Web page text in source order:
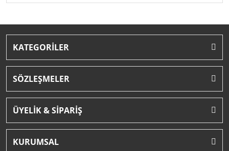
KATEGORİLER
SÖZLEŞMELER
ÜYELİK & SİPARİŞ
KURUMSAL